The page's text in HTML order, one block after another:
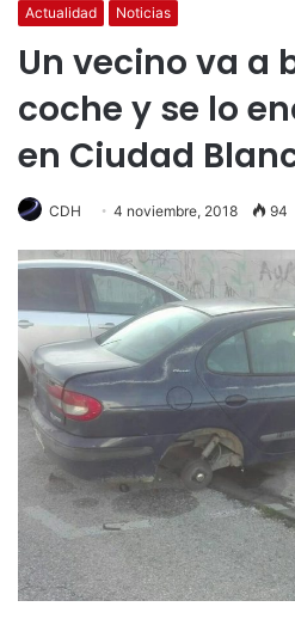
Actualidad Noticias
Un vecino va a
coche y se lo
en Ciudad
CDH 4 noviembre, 2018 94